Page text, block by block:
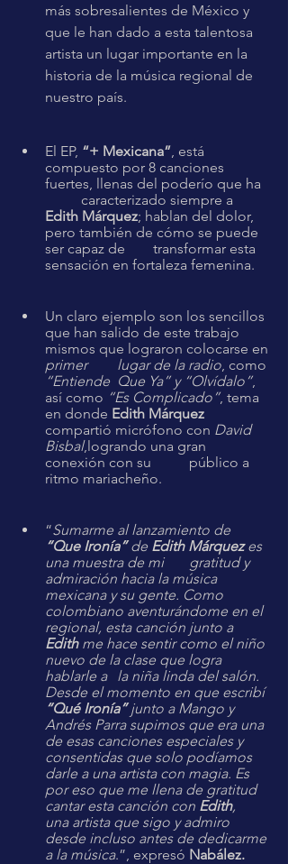
más sobresalientes de México y
que le han dado a esta talentosa
artista un lugar importante en la
historia de la música regional de
nuestro país.
El EP, “+ Mexicana” , está
compuesto por 8 canciones
fuertes, llenas del poderío que ha
	caracterizado siempre a
Edith Márquez; hablan del dolor,
pero también de cómo se puede
ser capaz de 	transformar esta
sensación en fortaleza femenina.
Un claro ejemplo son los sencillos
que han salido de este trabajo
mismos que lograron colocarse en
primer 	lugar de la radio , como
“Entiende 	Que Ya” y “Olvídalo”,
así como “Es Complicado”, tema
en donde Edith Márquez
compartió micrófono con David
Bisbal,logrando una gran
conexión con su 	público a
ritmo mariacheño.
“Sumarme al lanzamiento de
“Que Ironía” de Edith Márquez es
una muestra de mi 	gratitud y
admiración hacia la música
mexicana y su gente. Como
colombiano aventurándome en el
regional, esta canción junto a
Edith me hace sentir como el niño
nuevo de la clase que logra
hablarle a 	la niña linda del salón.
Desde el momento en que escribí
“Qué Ironía” junto a Mango y
Andrés Parra supimos que era una
de esas canciones especiales y
consentidas que solo podíamos
darle a una artista con magia. Es
por eso que me llena de gratitud
cantar esta canción con Edith,
una artista que sigo y admiro
desde incluso antes de dedicarme
a la música.”, expresó Nabález.